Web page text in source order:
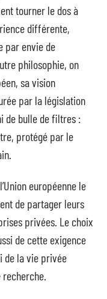
tourner le dos à
différente,
par envie de
philosophie, on
sa vision
par la législation
de bulle de filtres :
protégé par le
européenne le
de partager leurs
privées. Le choix
de cette exigence
de la vie privée
recherche.